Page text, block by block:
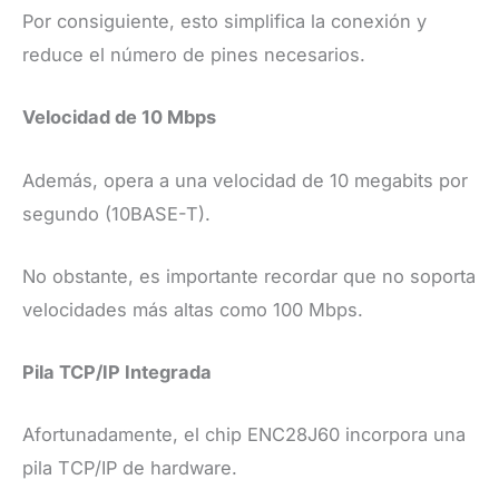
Por consiguiente, esto simplifica la conexión y
reduce el número de pines necesarios.
Velocidad de 10 Mbps
Además, opera a una velocidad de 10 megabits por
segundo (10BASE-T).
No obstante, es importante recordar que no soporta
velocidades más altas como 100 Mbps.
Pila TCP/IP Integrada
Afortunadamente, el chip ENC28J60 incorpora una
pila TCP/IP de hardware.